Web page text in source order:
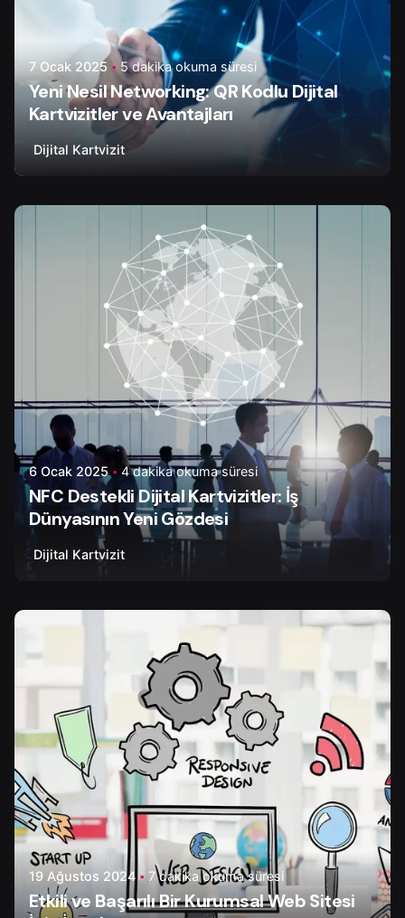
7 Ocak 2025 5 dakika okuma süresi
Yeni Nesil Networking: QR Kodlu Dijital
Kartvizitler ve Avantajları
Dijital Kartvizit
Tapir Digital
6 Ocak 2025 4 dakika okuma süresi
NFC Destekli Dijital Kartvizitler: İş
Dünyasının Yeni Gözdesi
Dijital Kartvizit
Yönetim Tapir Digital
19 Ağustos 2024 7 dakika okuma süresi
Etkili ve Başarılı Bir Kurumsal Web Sitesi